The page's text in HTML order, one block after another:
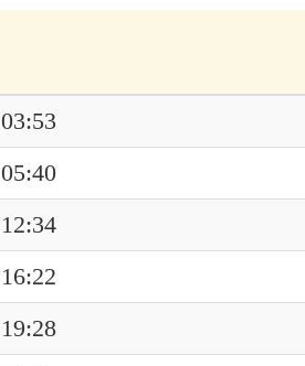
03:53
05:40
12:34
16:22
19:28